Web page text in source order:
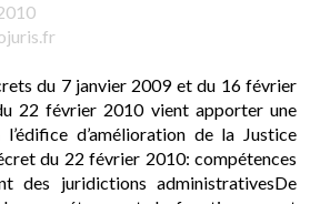
du 7 janvier 2009 et du 16 février
22 février 2010 vient apporter une
d’amélioration de la Justice
du 22 février 2010: compétences
des juridictions administrativesDe